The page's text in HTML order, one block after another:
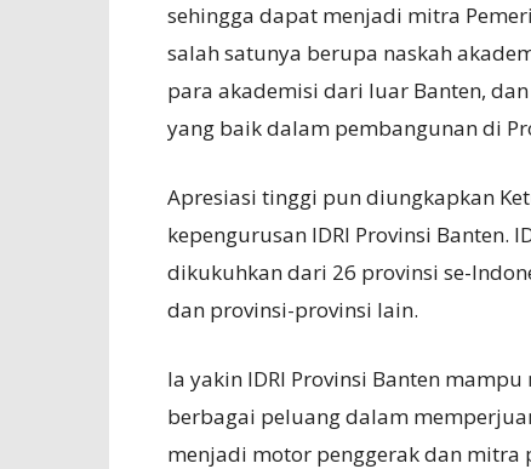
sehingga dapat menjadi mitra
salah satunya berupa naskah
para akademisi dari luar Banten,
yang baik dalam pembangunan di
Apresiasi tinggi pun diungkapkan
kepengurusan IDRI Provinsi Banten.
dikukuhkan dari 26 provinsi se-
dan provinsi-provinsi lain.
Ia yakin IDRI Provinsi Banten
berbagai peluang dalam
menjadi motor penggerak dan mitra